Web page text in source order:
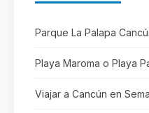
Parque La Palapa
Playa Maroma o Playa
Viajar a Cancún en